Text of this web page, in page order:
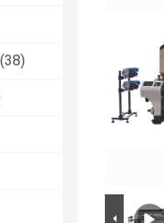
(38)